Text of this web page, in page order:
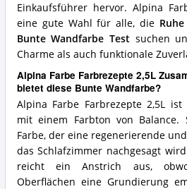
Einkaufsführer hervor. Alpina
eine gute Wahl für alle, die
Bunte Wandfarbe Test suchen
Charme als auch funktionale
Alpina Farbe Farbrezepte 2,5L
bietet diese Bunte Wandfarbe?
Alpina Farbe Farbrezepte 2,5L
mit einem Farbton von
Farbe, der eine regenerierende
das Schlafzimmer nachgesagt
reicht ein Anstrich aus,
Oberflächen eine Grundierung